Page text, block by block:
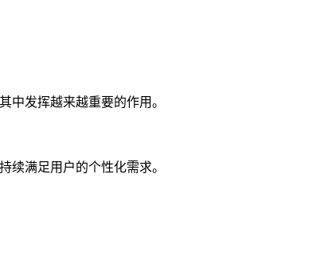
中发挥越来越重要的作用。
续满足用户的个性化需求。